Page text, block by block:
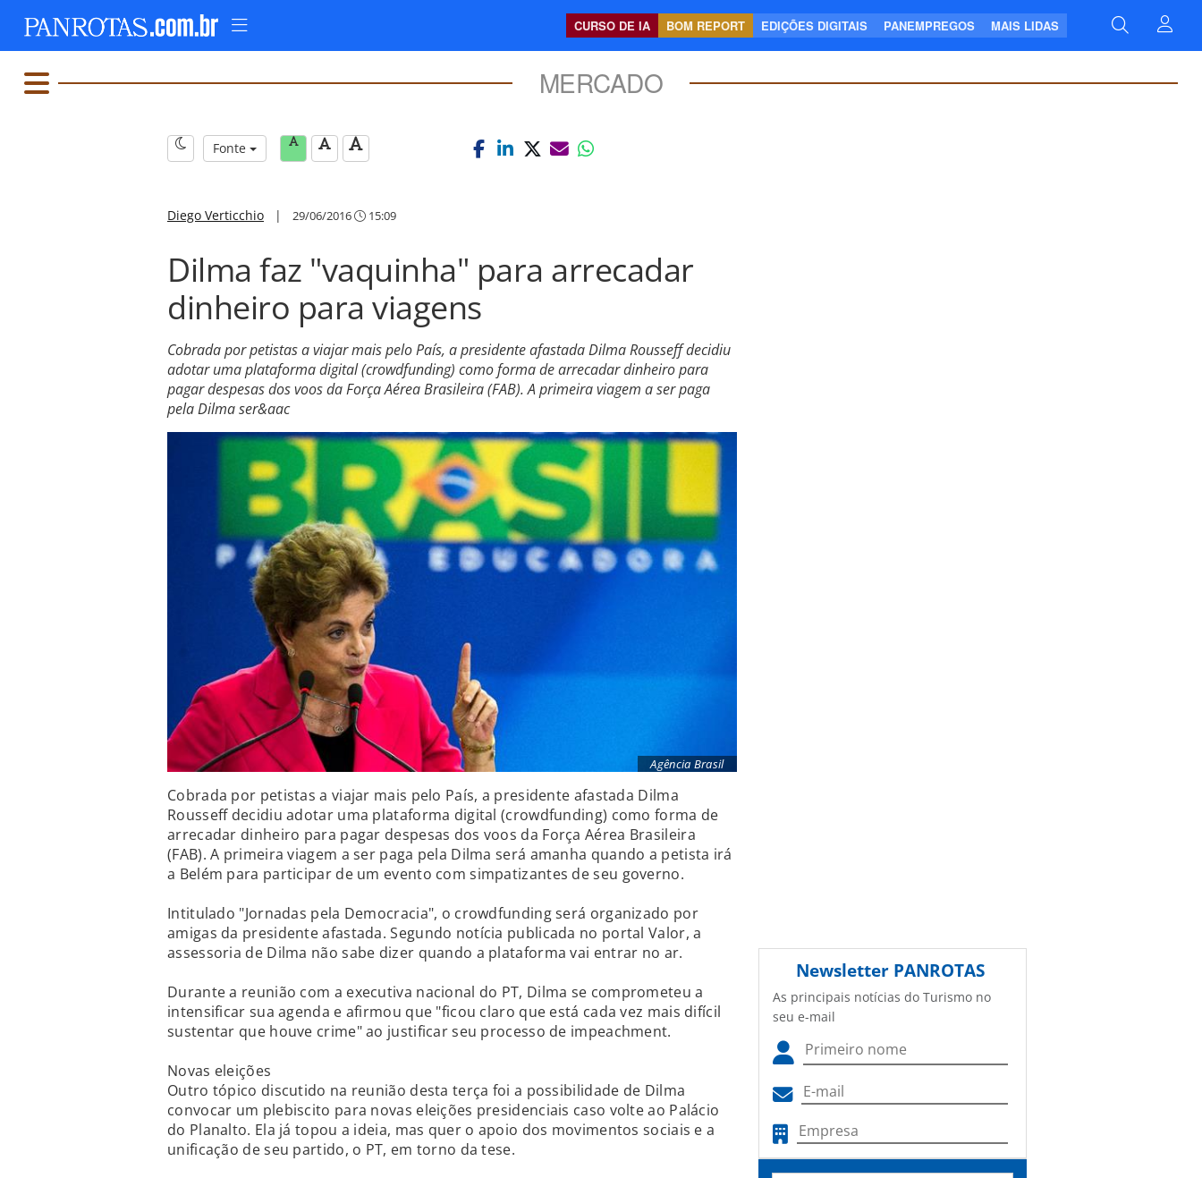
CURSO DE IA BOM REPORT EDIÇÕES DIGITAIS PANEMPREGOS MAIS LIDAS
MERCADO
Fonte
Diego Verticchio | 29/06/2016 15:09
Dilma faz "vaquinha" para arrecadar
dinheiro para viagens
Cobrada por petistas a viajar mais pelo País, a presidente afastada Dilma Rousseff decidiu
adotar uma plataforma digital (crowdfunding) como forma de arrecadar dinheiro para
pagar despesas dos voos da Força Aérea Brasileira (FAB). A primeira viagem a ser paga
pela Dilma ser&aac
Agência Brasil
Cobrada por petistas a viajar mais pelo País, a presidente afastada Dilma
Rousseff decidiu adotar uma plataforma digital (crowdfunding) como forma de
arrecadar dinheiro para pagar despesas dos voos da Força Aérea Brasileira
(FAB). A primeira viagem a ser paga pela Dilma será amanha quando a petista irá
a Belém para participar de um evento com simpatizantes de seu governo.
Intitulado "Jornadas pela Democracia", o crowdfunding será organizado por
amigas da presidente afastada. Segundo notícia publicada no portal Valor, a
assessoria de Dilma não sabe dizer quando a plataforma vai entrar no ar.
Durante a reunião com a executiva nacional do PT, Dilma se comprometeu a
intensificar sua agenda e afirmou que "ficou claro que está cada vez mais difícil
sustentar que houve crime" ao justificar seu processo de impeachment.
Novas eleições
Outro tópico discutido na reunião desta terça foi a possibilidade de Dilma
convocar um plebiscito para novas eleições presidenciais caso volte ao Palácio
do Planalto. Ela já topou a ideia, mas quer o apoio dos movimentos sociais e a
unificação de seu partido, o PT, em torno da tese.
Newsletter PANROTAS
As principais notícias do Turismo no
seu e-mail